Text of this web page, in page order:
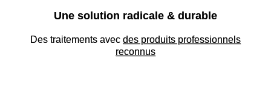
Une solution radicale & durable
Des traitements avec des produits professionnels
reconnus